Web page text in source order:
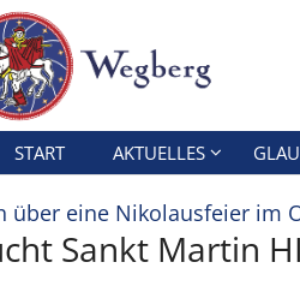
START AKTUELLES
über eine Nikolausfeier im
Sankt Martin